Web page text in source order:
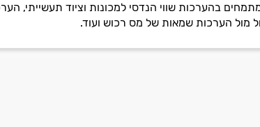
בהערכות שווי הנדסי למכונות וציוד תעשייתי,
מול הערכות שמאות של מס רכוש ועוד.